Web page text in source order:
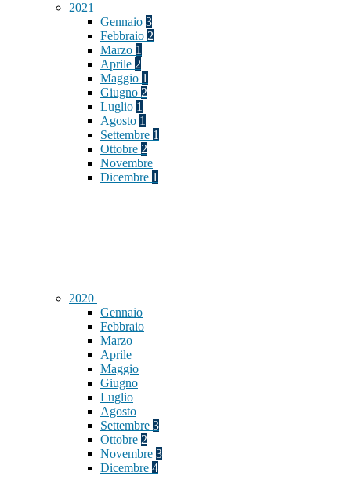
2021
Gennaio 3
Febbraio 2
Marzo 1
Aprile 2
Maggio 1
Giugno 2
Luglio 1
Agosto 1
Settembre 1
Ottobre 2
Novembre
Dicembre 1
2020
Gennaio
Febbraio
Marzo
Aprile
Maggio
Giugno
Luglio
Agosto
Settembre 3
Ottobre 2
Novembre 3
Dicembre 4